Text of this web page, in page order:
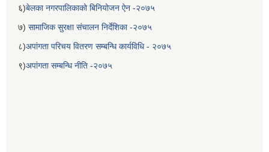
६)बेलका नगरपालिकाको बिनियोजन ऐन -२०७५
७) सामाजिक सुरक्षा संचालन निर्देशिका -२०७५
८)अपांगता परिचय वितरण सम्बन्धि कार्यविधि - २०७५
९)अपांगता सम्बन्धि नीति -२०७५